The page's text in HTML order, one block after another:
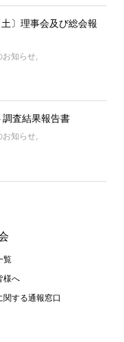
〕理事会及び総会報
お知らせ,
査結果報告書
お知らせ,
覧
様へ
する通報窓⼝